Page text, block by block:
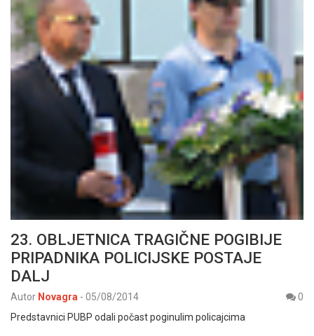
23. OBLJETNICA TRAGIČNE POGIBIJE
PRIPADNIKA POLICIJSKE POSTAJE
DALJ
Autor Novagra - 05/08/2014
0
Predstavnici PUBP odali počast poginulim policajcima